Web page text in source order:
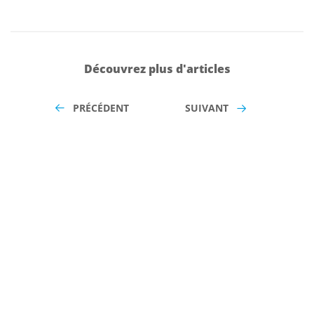
Découvrez plus d'articles
PRÉCÉDENT SUIVANT